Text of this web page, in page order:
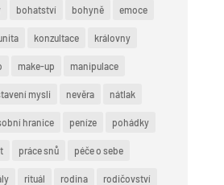
bohatství bohyně emoce
konzultace královny
make-up manipulace
mysli nevěra nátlak
hranice peníze pohádky
práce snů péče o sebe
rituál rodina rodičovství